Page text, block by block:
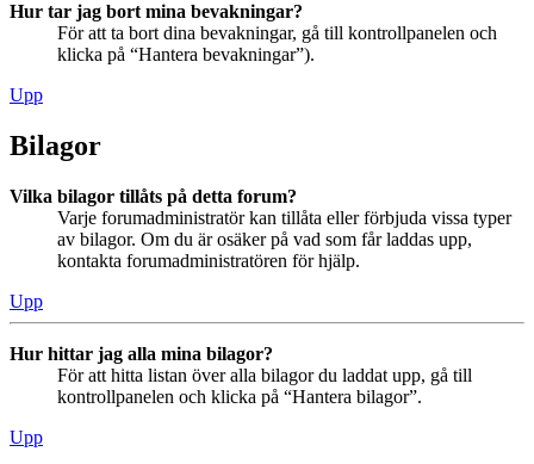
Hur tar jag bort mina bevakningar?
För att ta bort dina bevakningar, gå till kontrollpanelen och
klicka på “Hantera bevakningar”).
Upp
Bilagor
Vilka bilagor tillåts på detta forum?
Varje forumadministratör kan tillåta eller förbjuda vissa typer
av bilagor. Om du är osäker på vad som får laddas upp,
kontakta forumadministratören för hjälp.
Upp
Hur hittar jag alla mina bilagor?
För att hitta listan över alla bilagor du laddat upp, gå till
kontrollpanelen och klicka på “Hantera bilagor”.
Upp